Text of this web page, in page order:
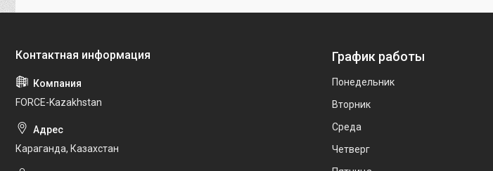
FORCE-Kazakhstan
Караганда, Казахстан
График работы
Понедельник
Вторник
Среда
Четверг